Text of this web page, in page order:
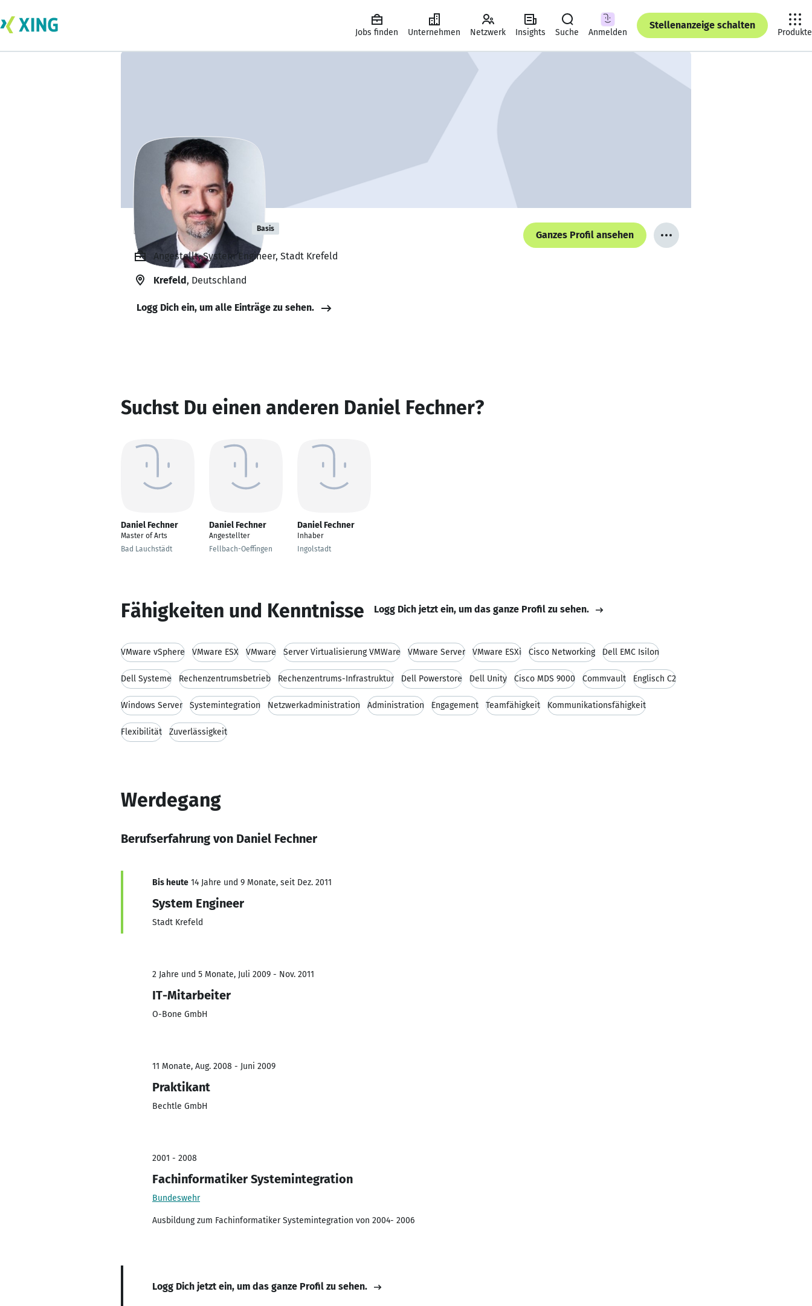
Jobs finden Unternehmen Netzwerk Insights Suche Anmelden
Stellenanzeige schalten
Produkte
Daniel Fechner Basis
Ganzes Profil ansehen
Angestellt, System Engineer, Stadt Krefeld
Krefeld, Deutschland
Logg Dich ein, um alle Einträge zu sehen.
Suchst Du einen anderen Daniel Fechner?
Daniel Fechner
Master of Arts
Bad Lauchstädt
Daniel Fechner
Angestellter
Fellbach-Oeffingen
Daniel Fechner
Inhaber
Ingolstadt
Fähigkeiten und Kenntnisse Logg Dich jetzt ein, um das ganze Profil zu sehen.
VMware vSphere VMware ESX VMware Server Virtualisierung VMWare VMware Server VMware ESXi Cisco Networking Dell EMC Isilon
Dell Systeme Rechenzentrumsbetrieb Rechenzentrums-Infrastruktur Dell Powerstore Dell Unity Cisco MDS 9000 Commvault Englisch C2
Windows Server Systemintegration Netzwerkadministration Administration Engagement Teamfähigkeit Kommunikationsfähigkeit
Flexibilität Zuverlässigkeit
Werdegang
Berufserfahrung von Daniel Fechner
Bis heute 14 Jahre und 9 Monate, seit Dez. 2011
System Engineer
Stadt Krefeld
2 Jahre und 5 Monate, Juli 2009 - Nov. 2011
IT-Mitarbeiter
O-Bone GmbH
11 Monate, Aug. 2008 - Juni 2009
Praktikant
Bechtle GmbH
2001 - 2008
Fachinformatiker Systemintegration
Bundeswehr
Ausbildung zum Fachinformatiker Systemintegration von 2004- 2006
Logg Dich jetzt ein, um das ganze Profil zu sehen.